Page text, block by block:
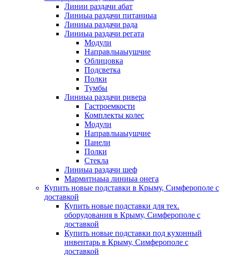
Линии раздачи абат
Линиыа раздачи питаниыа
Линиыа раздачи рада
Линиыа раздачи регата
Модули
Направлыаыушчие
Облицовка
Подсветка
Полки
Тумбы
Линиыа раздачи ривера
Гастроемкости
Комплекты колес
Модули
Направлыаыушчие
Панели
Полки
Стекла
Линиыа раздачи шеф
Мармитнаыа линиыа онега
Купить новые подставки в Крыму, Симферополе с
доставкой
Купить новые подставки для тех.
оборудования в Крыму, Симферополе с
доставкой
Купить новые подставки под кухонный
инвентарь в Крыму, Симферополе с
доставкой